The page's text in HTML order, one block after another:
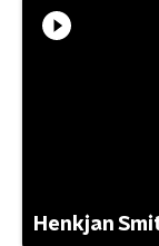
Henkjan